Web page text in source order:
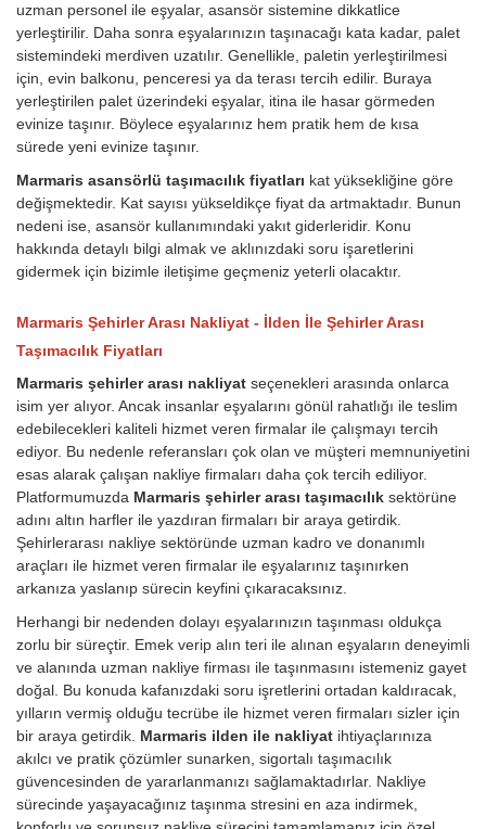
uzman personel ile eşyalar, asansör sistemine dikkatlice
yerleştirilir. Daha sonra eşyalarınızın taşınacağı kata kadar, palet
sistemindeki merdiven uzatılır. Genellikle, paletin yerleştirilmesi
için, evin balkonu, penceresi ya da terası tercih edilir. Buraya
yerleştirilen palet üzerindeki eşyalar, itina ile hasar görmeden
evinize taşınır. Böylece eşyalarınız hem pratik hem de kısa
sürede yeni evinize taşınır.
Marmaris asansörlü taşımacılık fiyatları kat yüksekliğine göre
değişmektedir. Kat sayısı yükseldikçe fiyat da artmaktadır. Bunun
nedeni ise, asansör kullanımındaki yakıt giderleridir. Konu
hakkında detaylı bilgi almak ve aklınızdaki soru işaretlerini
gidermek için bizimle iletişime geçmeniz yeterli olacaktır.
Marmaris Şehirler Arası Nakliyat - İlden İle Şehirler Arası
Taşımacılık Fiyatları
Marmaris şehirler arası nakliyat seçenekleri arasında onlarca
isim yer alıyor. Ancak insanlar eşyalarını gönül rahatlığı ile teslim
edebilecekleri kaliteli hizmet veren firmalar ile çalışmayı tercih
ediyor. Bu nedenle referansları çok olan ve müşteri memnuniyetini
esas alarak çalışan nakliye firmaları daha çok tercih ediliyor.
Platformumuzda Marmaris şehirler arası taşımacılık sektörüne
adını altın harfler ile yazdıran firmaları bir araya getirdik.
Şehirlerarası nakliye sektöründe uzman kadro ve donanımlı
araçları ile hizmet veren firmalar ile eşyalarınız taşınırken
arkanıza yaslanıp sürecin keyfini çıkaracaksınız.
Herhangi bir nedenden dolayı eşyalarınızın taşınması oldukça
zorlu bir süreçtir. Emek verip alın teri ile alınan eşyaların deneyimli
ve alanında uzman nakliye firması ile taşınmasını istemeniz gayet
doğal. Bu konuda kafanızdaki soru işretlerini ortadan kaldıracak,
yılların vermiş olduğu tecrübe ile hizmet veren firmaları sizler için
bir araya getirdik. Marmaris ilden ile nakliyat ihtiyaçlarınıza
akılcı ve pratik çözümler sunarken, sigortalı taşımacılık
güvencesinden de yararlanmanızı sağlamaktadırlar. Nakliye
sürecinde yaşayacağınız taşınma stresini en aza indirmek,